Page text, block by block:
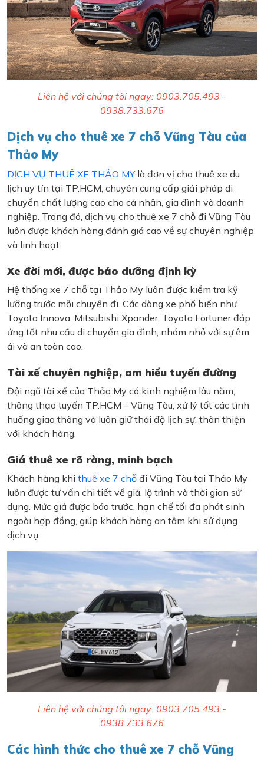
Liên hệ với chúng tôi ngay: 0903.705.493 -
0938.733.676
Dịch vụ cho thuê xe 7 chỗ Vũng Tàu của
Thảo My
DỊCH VỤ THUÊ XE THẢO MYlà đơn vị cho thuê xe du
lịch uy tín tại TP.HCM, chuyên cung cấp giải pháp di
chuyển chất lượng cao cho cá nhân, gia đình và doanh
nghiệp. Trong đó, dịch vụ cho thuê xe 7 chỗ đi Vũng Tàu
luôn được khách hàng đánh giá cao về sự chuyên nghiệp
và linh hoạt.
Xe đời mới, được bảo dưỡng định kỳ
Hệ thống xe 7 chỗ tại Thảo My luôn được kiểm tra kỹ
lưỡng trước mỗi chuyến đi. Các dòng xe phổ biến như
Toyota Innova, Mitsubishi Xpander, Toyota Fortuner đáp
ứng tốt nhu cầu di chuyển gia đình, nhóm nhỏ với sự êm
ái và an toàn cao.
Tài xế chuyên nghiệp, am hiểu tuyến đường
Đội ngũ tài xế của Thảo My có kinh nghiệm lâu năm,
thông thạo tuyến TP.HCM – Vũng Tàu, xử lý tốt các tình
huống giao thông và luôn giữ thái độ lịch sự, thân thiện
với khách hàng.
Giá thuê xe rõ ràng, minh bạch
Khách hàng khi thuê xe 7 chỗ đi Vũng Tàu tại Thảo My
luôn được tư vấn chi tiết về giá, lộ trình và thời gian sử
dụng. Mức giá được báo trước, hạn chế tối đa phát sinh
ngoài hợp đồng, giúp khách hàng an tâm khi sử dụng
dịch vụ.
Liên hệ với chúng tôi ngay: 0903.705.493 -
0938.733.676
Các hình thức cho thuê xe 7 chỗ Vũng